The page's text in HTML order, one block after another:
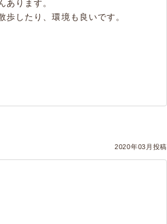
あります。
したり、環境も良いです。
2020年03月投稿